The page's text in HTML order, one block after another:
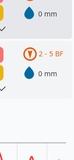
0 mm
2 - 5 BF
0 mm